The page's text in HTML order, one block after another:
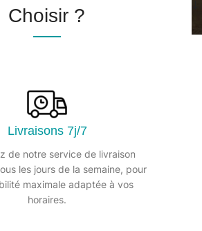
Choisir ?
Livraisons 7j/7
de notre service de livraison
les jours de la semaine, pour
maximale adaptée à vos
horaires.